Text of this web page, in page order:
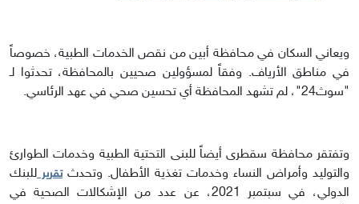
ويعاني السكان في محافظة أبين من نقص الخدمات الطبية، خصوصاً
في مناطق الأرياف. وفقاً لمسؤولين صحيين بالمحافظة، تحدثوا لـ
"سوث24"، لم تشهد المحافظة أي تحسين صحي في عهد الرئاسي.
وتفتقر محافظة سقطرى أيضاً للبنى التحتية الطبية وخدمات الطوارئ
والتوليد وأمراض النساء وخدمات تغذية الأطفال. وتحدثتقرير للبنك
الدولي، في سبتمبر 2021، عن عدد من الإشكالات الصحية في